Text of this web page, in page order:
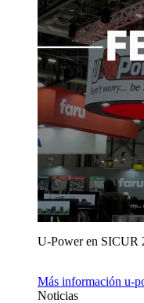
U‑Power en SICUR
Más información
Noticias